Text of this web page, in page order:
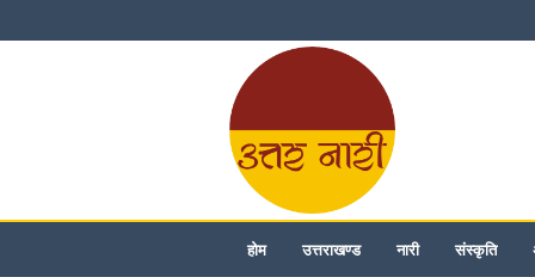
होम उत्तराखण्ड नारी संस्कृति